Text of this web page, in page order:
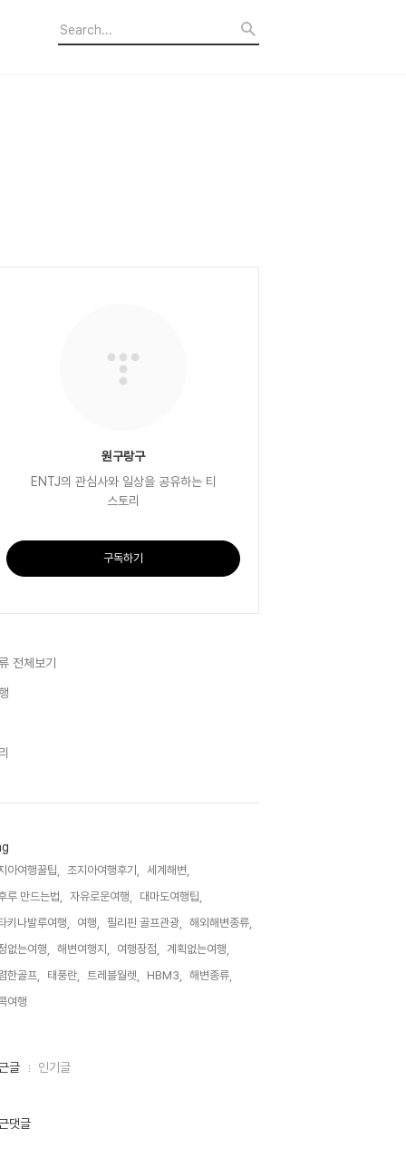
원구랑구
ENTJ의 관심사와 일상을 공유하는 티
스토리
구독하기
전체보기
아여행꿀팁, 조지아여행후기,
세계해변,
루 만드는법,
자유로운여행,
대마도여행팁,
키나발루여행,
여행, 필리핀 골프관광,
해외해변종류,
없는여행,
해변여행지, 여행장점,
계획없는여행,
한골프,
태풍란, 트레블월렛, HBM3,
해변종류,
여행,
글 인기글
댓글